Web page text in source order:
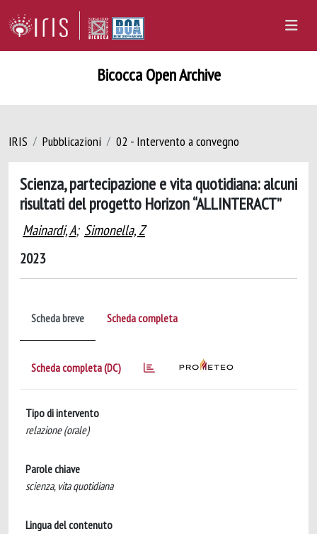
Bicocca Open Archive
IRIS Pubblicazioni 02 - Intervento a convegno
Scienza, partecipazione e vita quotidiana: alcuni
risultati del progetto Horizon “ALLINTERACT”
Mainardi, A; Simonella, Z
2023
Scheda breve Scheda completa
Scheda completa (DC)
Tipo di intervento
relazione (orale)
Parole chiave
scienza, vita quotidiana
Lingua del contenuto